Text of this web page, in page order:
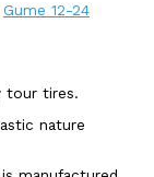
Gume 12-24
tour tires.
nature